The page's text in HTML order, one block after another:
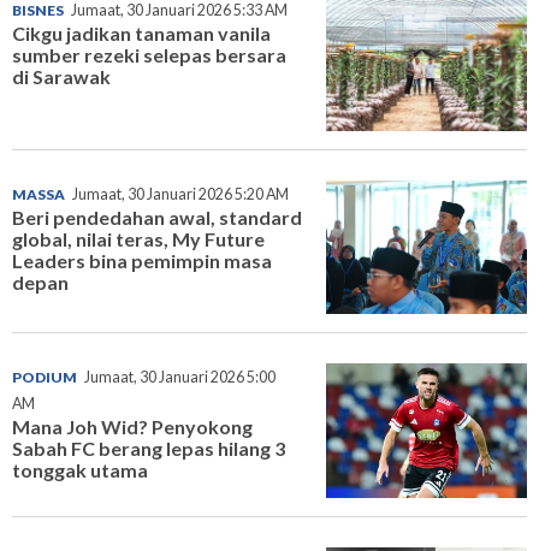
BISNES Jumaat, 30 Januari 2026 5:33 AM
Cikgu jadikan tanaman vanila
sumber rezeki selepas bersara
di Sarawak
MASSA Jumaat, 30 Januari 2026 5:20 AM
Beri pendedahan awal, standard
global, nilai teras, My Future
Leaders bina pemimpin masa
depan
PODIUM Jumaat, 30 Januari 2026 5:00
AM
Mana Joh Wid? Penyokong
Sabah FC berang lepas hilang 3
tonggak utama